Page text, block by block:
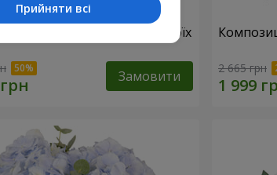
в коробці "Любов в твоїх
Замовити 2 665 грн
Прийняти всі